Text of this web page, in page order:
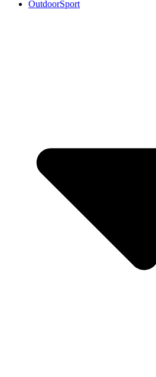
OutdoorSport